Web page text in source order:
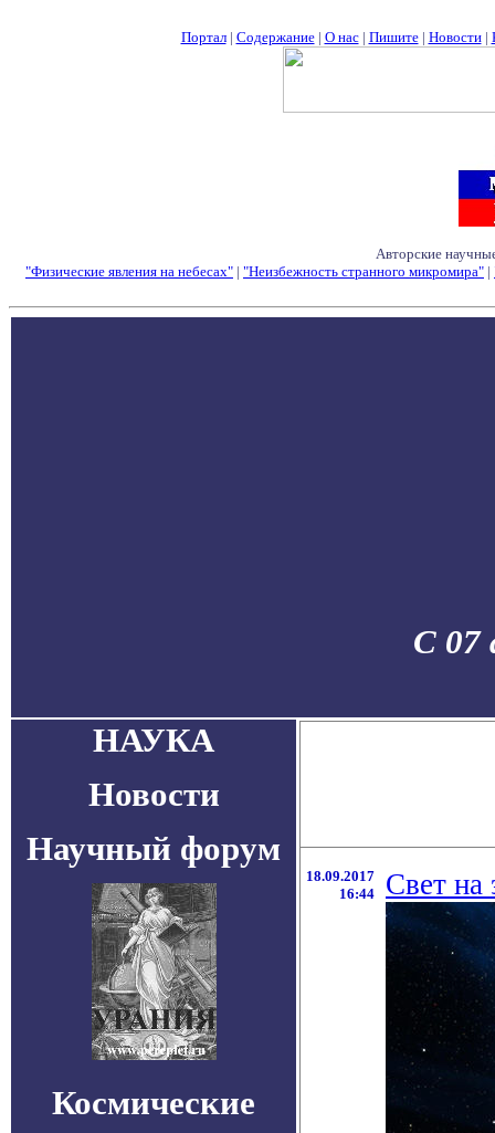
Портал| Содержание| О нас| Пишите| Новости|
Авторские
"Физические явления на небесах" | "Неизбежность странного микромира" |
С 07
НАУКА
Новости
Научный форум
Космические
18.09.2017
16:44
Свет на